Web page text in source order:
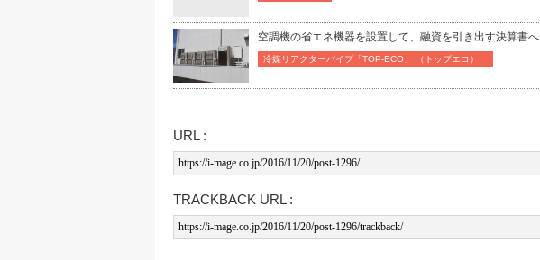
空調機の省エネ機器を設置して、融資を引き出す決算書へ
冷媒リアクターパイプ「TOP-ECO」 （トップエコ）
URL :
TRACKBACK URL :